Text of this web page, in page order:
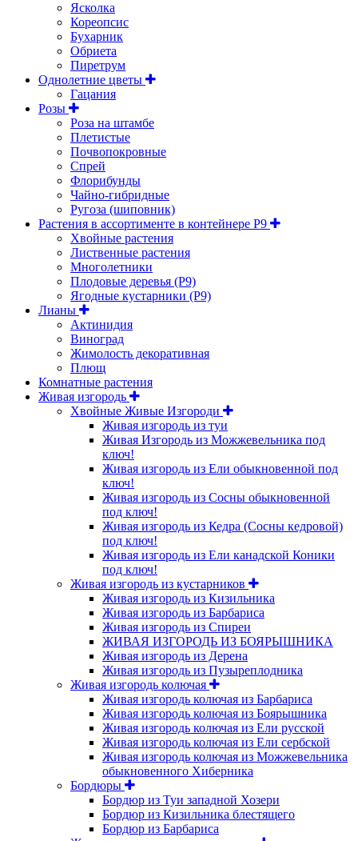
Ясколка
Кореопсис
Бухарник
Обриета
Пиретрум
Однолетние цветы
Гацания
Розы
Роза на штамбе
Плетистые
Почвопокровные
Спрей
Флорибунды
Чайно-гибридные
Ругоза (шиповник)
Растения в ассортименте в контейнере P9
Хвойные растения
Лиственные растения
Многолетники
Плодовые деревья (Р9)
Ягодные кустарники (Р9)
Лианы
Актинидия
Виноград
Жимолость декоративная
Плющ
Комнатные растения
Живая изгородь
Хвойные Живые Изгороди
Живая изгородь из туи
Живая Изгородь из Можжевельника под
ключ!
Живая изгородь из Ели обыкновенной под
ключ!
Живая изгородь из Сосны обыкновенной
под ключ!
Живая изгородь из Кедра (Сосны кедровой)
под ключ!
Живая изгородь из Ели канадской Коники
под ключ!
Живая изгородь из кустарников
Живая изгородь из Кизильника
Живая изгородь из Барбариса
Живая изгородь из Спиреи
ЖИВАЯ ИЗГОРОДЬ ИЗ БОЯРЫШНИКА
Живая изгородь из Дерена
Живая изгородь из Пузыреплодника
Живая изгородь колючая
Живая изгородь колючая из Барбариса
Живая изгородь колючая из Боярышника
Живая изгородь колючая из Ели русской
Живая изгородь колючая из Ели сербской
Живая изгородь колючая из Можжевельника
обыкновенного Хиберника
Бордюры
Бордюр из Туи западной Хозери
Бордюр из Кизильника блестящего
Бордюр из Барбариса